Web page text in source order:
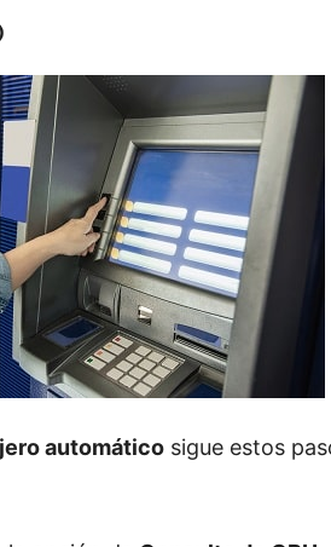
automáticosigue estos